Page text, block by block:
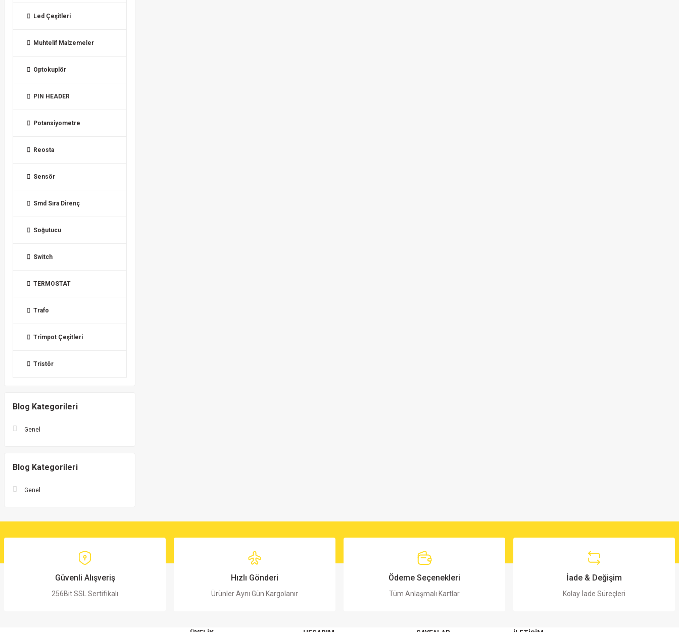
Led Çeşitleri
Muhtelif Malzemeler
Optokuplör
PIN HEADER
Potansiyometre
Reosta
Sensör
Smd Sıra Direnç
Soğutucu
Switch
TERMOSTAT
Trafo
Trimpot Çeşitleri
Tristör
Blog Kategorileri
Genel
Blog Kategorileri
Genel
Güvenli Alışveriş
256Bit SSL Sertifikalı
Hızlı Gönderi
Ürünler Aynı Gün Kargolanır
Ödeme Seçenekleri
Tüm Anlaşmalı Kartlar
İade & Değişim
Kolay İade Süreçleri